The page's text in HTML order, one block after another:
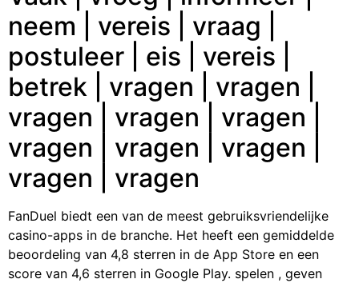
neem | vereis | vraag |
postuleer | eis | vereis |
betrek | vragen | vragen |
vragen | vragen | vragen |
vragen | vragen | vragen |
vragen | vragen
FanDuel biedt een van de meest gebruiksvriendelijke
casino-apps in de branche. Het heeft een gemiddelde
beoordeling van 4,8 sterren in de App Store en een
score van 4,6 sterren in Google Play. spelen , geven